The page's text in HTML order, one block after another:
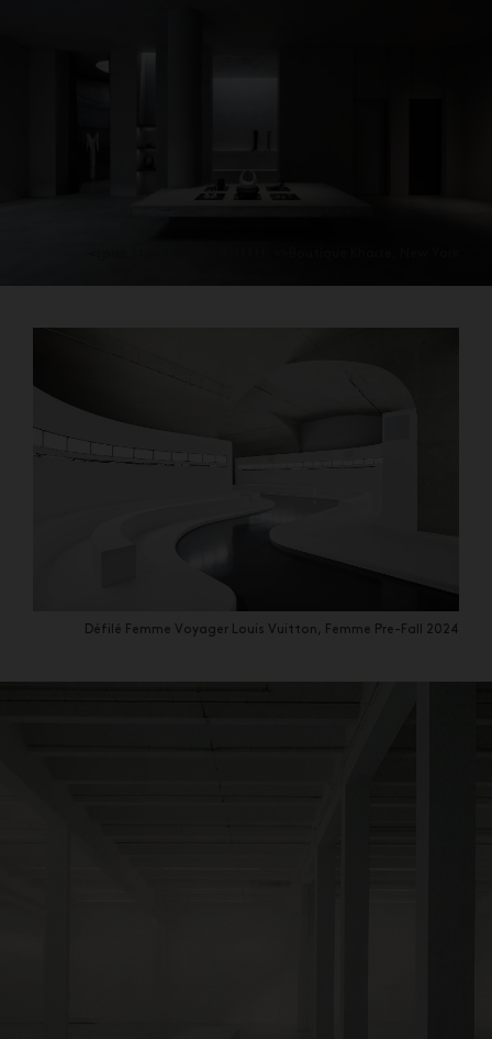
Défilé Femme Voyager Louis Vuitton, Femme Pre-Fall 2024